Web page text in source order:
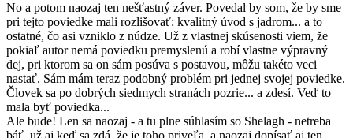
No a potom naozaj ten nešťastný záver. Povedal by som, že by sme
pri tejto poviedke mali rozlišovať: kvalitný úvod s jadrom... a to
ostatné, čo asi vzniklo z núdze. Už z vlastnej skúsenosti viem, že
pokiaľ autor nemá poviedku premyslenú a robí vlastne výpravný
dej, pri ktorom sa on sám posúva s postavou, môžu takéto veci
nastať. Sám mám teraz podobný problém pri jednej svojej poviedke.
Človek sa po dobrých siedmych stranách pozrie... a zdesí. Veď to
mala byť poviedka...
Ale bude! Len sa naozaj - a tu plne súhlasím so Shelagh - netreba
báť, už aj keď sa zdá, že je toho priveľa, a naozaj dopísať aj ten